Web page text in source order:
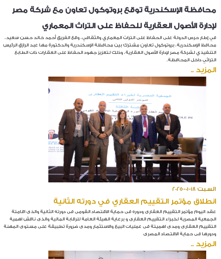
محافظة الإسكندرية توقع بروتوكول تعاون مع شركة مصر
لإدارة الأصول العقارية للحفاظ على التراث المعماري
في إطار حرص الدولة على الحفاظ على التراث المعماري والثقافي، وقع الفريق أحمد خالد حسن سعيد،
محافظ الإسكندرية، بروتوكول تعاون مشترك بين محافظة الإسكندرية والدكتورة مها عبد الرازق الرئيس
التنفيذي لشركة مصر لإدارة الأصول العقارية، وذلك لتعزيز جهود الحفاظ على العقارات ذات الطابع
التراثي داخل المحافظة.
المزيد ..
السبت 18-01-2025
انطلاق مؤتمر التقييم العقاري في دورته الثانية
عقد اليوم مؤتمر التقييم العقارى ودوره فى حماية الاقتصاد القومى فى دورته الثانية والذى اقامتة
الجمعية المصرية لخبراء التقييم العقارى و برعاية الهيئة العامة للرقابة المالية والذى ناقش اهمية
التقييم العقارى ومدى اهميتة فى عمليات البيع والاستثمار ومدى ضرورة تطبيقة على مستوى المهنة
ودورها فى حماية الاقتصاد المصرى
المزيد ..